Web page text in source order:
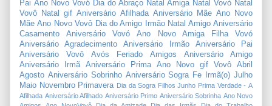
Pai Ano Novo Vovó Dia do Abraço Natal Amiga Natal Vovó Natal
Vovô
Natal gif Aniversário Afilhada Aniversário Mãe Ano Novo
Mãe Ano Novo Vovô Dia do Amigo Irmão Natal Amigo Aniversário
Casamento
Aniversário Vovó Ano Novo Amiga Filha
Vovó
Aniversário Agradecimento
Aniversário Irmão
Aniversário Pai
Aniversário Vovô
Avós Feriado Amigos
Aniversário Amigo
Aniversário Irmã
Aniversário Prima Ano Novo gif Vovô
Abril
Agosto Aniversário Sobrinho Aniversário Sogra Fe Irmã(o) Julho
Maio Novembro Primavera Dia da Sogra Filhos Junho Prima Verdade - A
Afilhada Aniversário Afilhado Aniversário Primo Aniversário Sobrinha Ano Novo